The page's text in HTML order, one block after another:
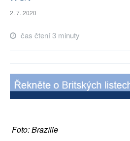
PLNÁ VERZE STRÁNEK
2. 7. 2020
čas čtení 3 minuty
Foto: Brazílie